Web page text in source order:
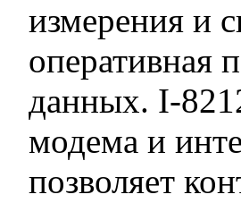
измерения и
оперативная
данных. I-
модема и
позволяет